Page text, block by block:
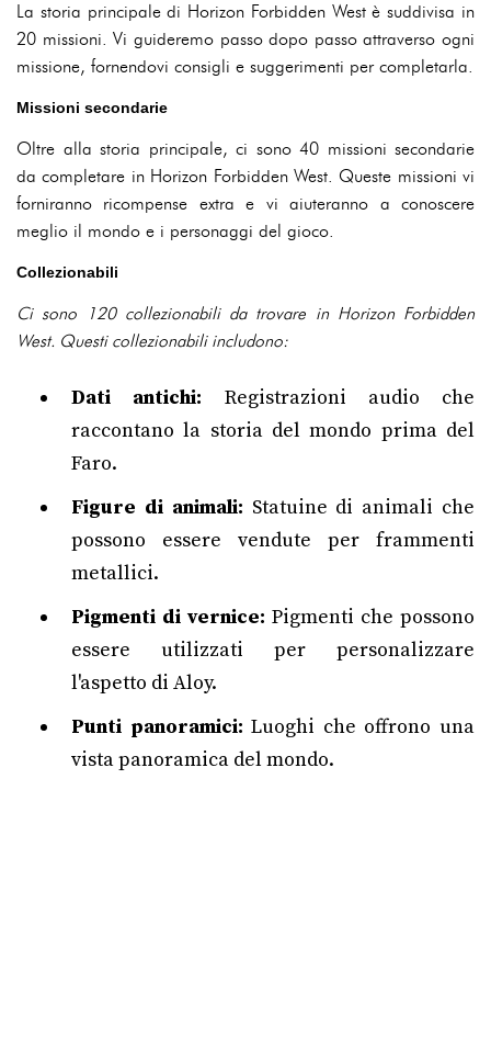
La storia principale di Horizon Forbidden West è suddivisa in
20 missioni. Vi guideremo passo dopo passo attraverso ogni
missione, fornendovi consigli e suggerimenti per completarla.
Missioni secondarie
Oltre alla storia principale, ci sono 40 missioni secondarie
da completare in Horizon Forbidden West. Queste missioni vi
forniranno ricompense extra e vi aiuteranno a conoscere
meglio il mondo e i personaggi del gioco.
Collezionabili
Ci sono 120 collezionabili da trovare in Horizon Forbidden
West. Questi collezionabili includono:
Dati antichi: Registrazioni audio che
raccontano la storia del mondo prima del
Faro.
Figure di animali: Statuine di animali che
possono essere vendute per frammenti
metallici.
Pigmenti di vernice: Pigmenti che possono
essere utilizzati per personalizzare
l'aspetto di Aloy.
Punti panoramici: Luoghi che offrono una
vista panoramica del mondo.